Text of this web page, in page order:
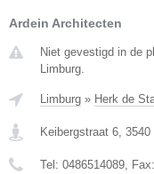
Ardein Architecten
Niet gevestigd in de
Limburg.
Limburg » Herk de
Keibergstraat 6, 3540
Tel: 0486514089, Fax: